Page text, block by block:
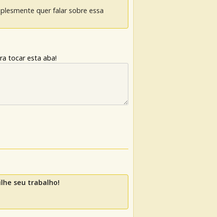
quer falar sobre essa
tocar esta aba!
seu trabalho!